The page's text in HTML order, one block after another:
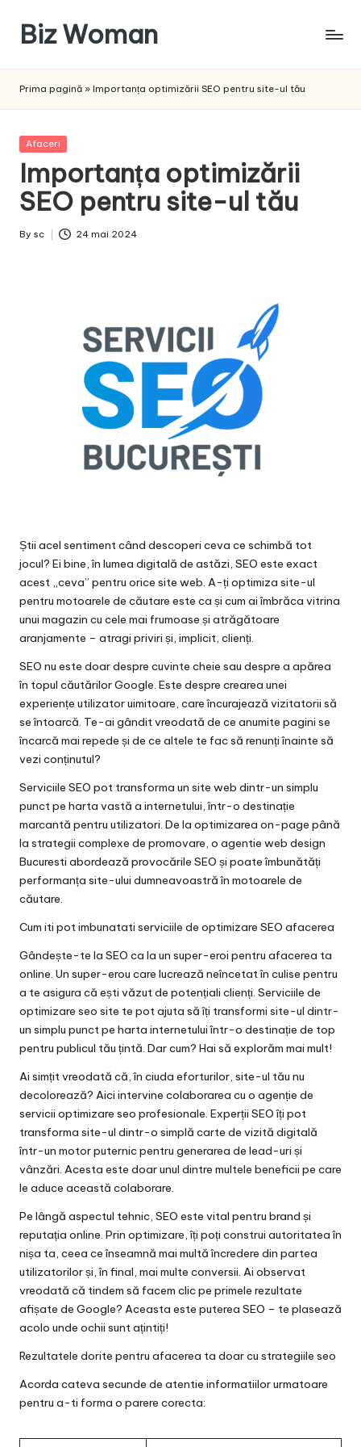
content
Biz Woman
succesul
Prima pagină » Importanța optimizării SEO pentru site-ul tău
Posted
Afaceri
Importanța optimizării
SEO pentru site-ul tău
Posted
By sc 24 mai 2024
Știi acel sentiment când descoperi ceva ce schimbă tot
jocul? Ei bine, în lumea digitală de astăzi, SEO este exact
acest „ceva” pentru orice site web. A-ți optimiza site-ul
pentru motoarele de căutare este ca și cum ai îmbrăca vitrina
unui magazin cu cele mai frumoase și atrăgătoare
aranjamente – atragi priviri și, implicit, clienți.
SEO nu este doar despre cuvinte cheie sau despre a apărea
în topul căutărilor Google. Este despre crearea unei
experiențe utilizator uimitoare, care încurajează vizitatorii să
se întoarcă. Te-ai gândit vreodată de ce anumite pagini se
încarcă mai repede și de ce altele te fac să renunți înainte să
vezi conținutul?
Serviciile SEO pot transforma un site web dintr-un simplu
punct pe harta vastă a internetului, într-o destinație
marcantă pentru utilizatori. De la optimizarea on-page până
la strategii complexe de promovare, o agentie web design
Bucuresti abordează provocările SEO și poate îmbunătăți
performanța site-ului dumneavoastră în motoarele de
căutare.
Cum iti pot imbunatati serviciile de optimizare SEO afacerea
Gândește-te la SEO ca la un super-eroi pentru afacerea ta
online. Un super-erou care lucrează neîncetat în culise pentru
a te asigura că ești văzut de potențiali clienți. Serviciile de
optimizare seo site te pot ajuta să îți transformi site-ul dintr-
un simplu punct pe harta internetului într-o destinație de top
pentru publicul tău țintă. Dar cum? Hai să explorăm mai mult!
Ai simțit vreodată că, în ciuda eforturilor, site-ul tău nu
decolorează? Aici intervine colaborarea cu o agenție de
servicii optimizare seo profesionale. Experții SEO îți pot
transforma site-ul dintr-o simplă carte de vizită digitală
într-un motor puternic pentru generarea de lead-uri și
vânzări. Acesta este doar unul dintre multele beneficii pe care
le aduce această colaborare.
Pe lângă aspectul tehnic, SEO este vital pentru brand și
reputația online. Prin optimizare, îți poți construi autoritatea în
nișa ta, ceea ce înseamnă mai multă încredere din partea
utilizatorilor și, în final, mai multe conversii. Ai observat
vreodată că tindem să facem clic pe primele rezultate
afișate de Google? Aceasta este puterea SEO – te plasează
acolo unde ochii sunt ațintiți!
Rezultatele dorite pentru afacerea ta doar cu strategiile seo
Acorda cateva secunde de atentie informatiilor urmatoare
pentru a-ti forma o parere corecta: